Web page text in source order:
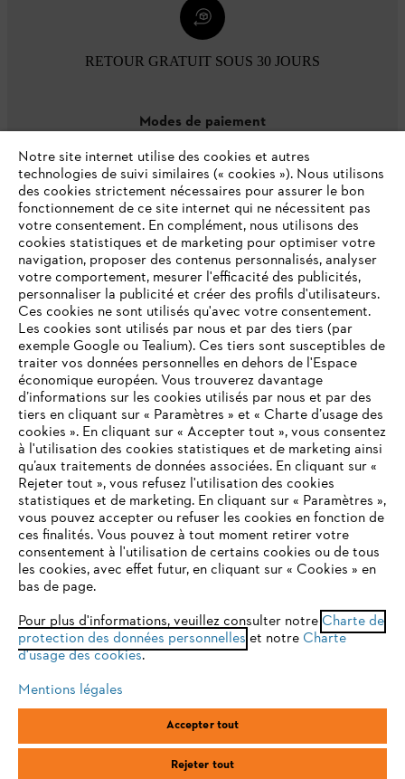
RETOUR GRATUIT SOUS 30 JOURS
Modes de paiement
L'Entreprise
Questions / Réponses
Service
Conditions Générales de Vente
Mentions légales Cookies
Conditions de garantie
ANDREAS STIHL SAS, 1 rue des Epinettes, ZI Nord de Torcy, 77200
VOTRE NAVIGATEUR INTERNET
N'EST PLUS PRIS EN CHARGE
Vous utilisez un navigateur Internet que nous ne prenons plus
en charge, et certaines fonctionnalités de notre site ne
peuvent fonctionner correctement. Pour une utilisation
optimale de notre site, nous vous recommandons de passer à
l'un des navigateurs suivants :
firefox chrome
Notre site internet utilise des cookies et autres
technologies de suivi similaires (« cookies »). Nous utilisons
des cookies strictement nécessaires pour assurer le bon
fonctionnement de ce site internet qui ne nécessitent pas
votre consentement. En complément, nous utilisons des
cookies statistiques et de marketing pour optimiser votre
navigation, proposer des contenus personnalisés, analyser
votre comportement, mesurer l'efficacité des publicités,
personnaliser la publicité et créer des profils d'utilisateurs.
Ces cookies ne sont utilisés qu'avec votre consentement.
Les cookies sont utilisés par nous et par des tiers (par
exemple Google ou Tealium). Ces tiers sont susceptibles de
traiter vos données personnelles en dehors de l'Espace
économique européen. Vous trouverez davantage
d’informations sur les cookies utilisés par nous et par des
tiers en cliquant sur « Paramètres » et « Charte d’usage des
cookies ». En cliquant sur « Accepter tout », vous consentez
à l'utilisation des cookies statistiques et de marketing ainsi
qu’aux traitements de données associées. En cliquant sur «
Rejeter tout », vous refusez l'utilisation des cookies
statistiques et de marketing. En cliquant sur « Paramètres »,
vous pouvez accepter ou refuser les cookies en fonction de
ces finalités. Vous pouvez à tout moment retirer votre
consentement à l'utilisation de certains cookies ou de tous
les cookies, avec effet futur, en cliquant sur « Cookies » en
bas de page.
Pour plus d'informations, veuillez consulter notre Charte de
protection des données personnelles et notre Charte
d'usage des cookies.
Mentions légales
Accepter tout
Rejeter tout